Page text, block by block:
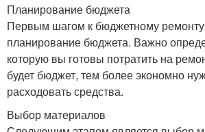
Планирование бюджета
Первым шагом к бюджетному ремонту
планирование бюджета. Важно
которую вы готовы потратить на
будет бюджет, тем более экономно
расходовать средства.
Выбор материалов